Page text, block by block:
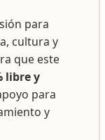
para
cultura y
que este
libre y
para
y